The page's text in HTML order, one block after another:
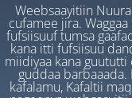
Weebsaayitiin
cufamee jira.
fufsiisuuf tumsa
kana itti fufsiisuu
miidiyaa kana
guddaa barbaaada.
kafalamu, Kafaltii